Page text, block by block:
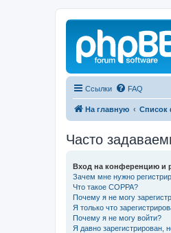
Ссылки FAQ
На главную Список
Часто
Вход на конференцию и
Зачем мне нужно
Что такое COPPA?
Почему я не могу
Я только что
Почему я не могу войти?
Я давно зарегистрирован,